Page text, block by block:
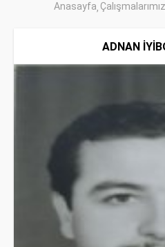
Anasayfa Çalışmalarımız
ADNAN